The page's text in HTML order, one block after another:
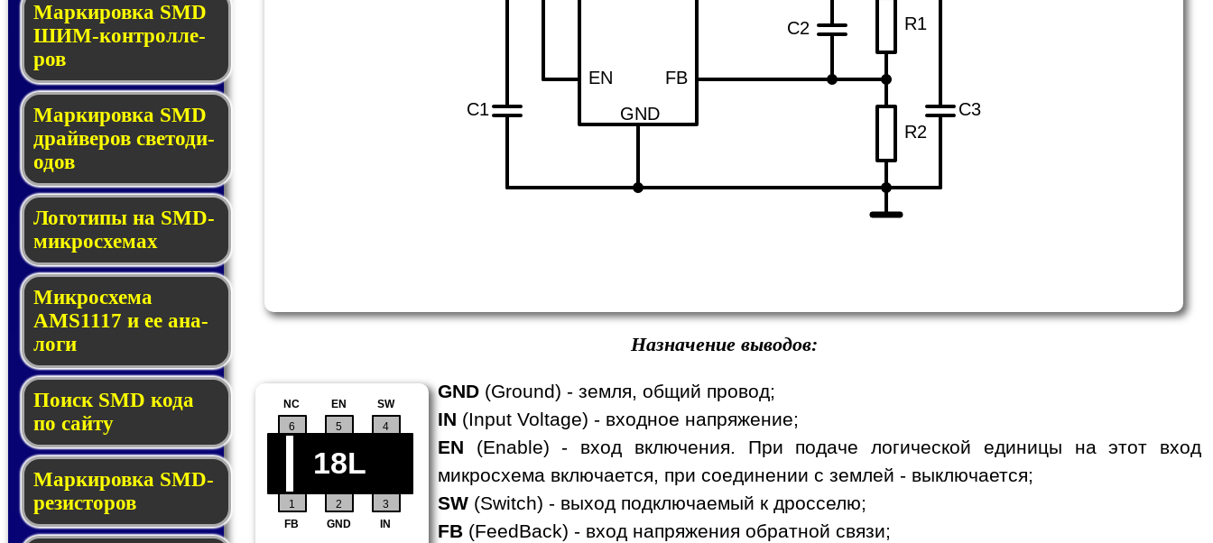
Маркировка SMD
ШИМ-кон­трол­ле­
ров
Маркировка SMD
драй­ве­ров све­то­ди­
о­дов
Логотипы на SMD-
мик­ро­схе­мах
Микросхема
AMS1117 и ее ана­
ло­ги
Поиск SMD ко­да
по сай­ту
Маркировка SMD-
ре­зис­то­ров
C1 C3
R1
R2
EN
FB
GND
C2
Назначение выводов:
1 2 3
4
FB GND IN
SW
EN
5
6
NC
18L
GND (Ground) - земля, общий провод;
IN (Input Voltage) - входное напряжение;
EN (Enable) - вход включения. При подаче логической единицы на этот вход
микросхема включается, при соединении с землей - выключается;
SW (Switch) - выход подключаемый к дросселю;
FB (FeedBack) - вход напряжения обратной связи;